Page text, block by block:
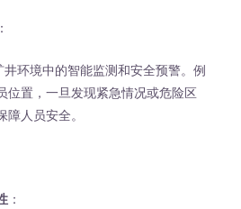
：
环境中的智能监测和安全预警。例
位置，一旦发现紧急情况或危险区
人员安全。
：